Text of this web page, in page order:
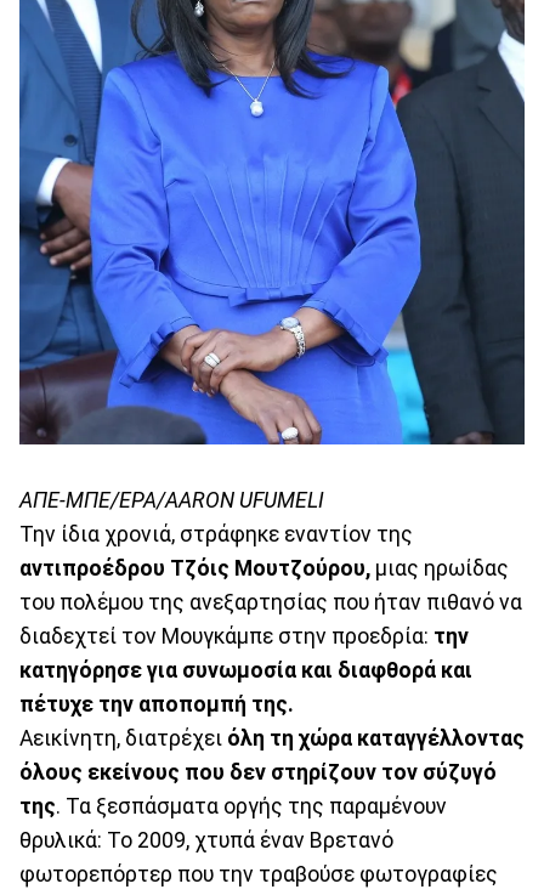
ΑΠΕ-ΜΠΕ/ΕΡΑ/AARON UFUMELI
Την ίδια χρονιά, στράφηκε εναντίον της
αντιπροέδρου Τζόις Μουτζούρου, μιας ηρωίδας
του πολέμου της ανεξαρτησίας που ήταν πιθανό να
διαδεχτεί τον Μουγκάμπε στην προεδρία: την
κατηγόρησε για συνωμοσία και διαφθορά και
πέτυχε την αποπομπή της.
Αεικίνητη, διατρέχει όλη τη χώρα καταγγέλλοντας
όλους εκείνους που δεν στηρίζουν τον σύζυγό
της. Τα ξεσπάσματα οργής της παραμένουν
θρυλικά: Το 2009, χτυπά έναν Βρετανό
φωτορεπόρτερ που την τραβούσε φωτογραφίες